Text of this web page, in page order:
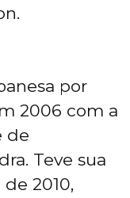
por
2006 com a
de
Teve sua
2010,